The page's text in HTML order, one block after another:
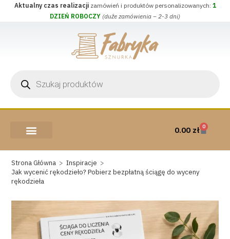
Aktualny czas realizacjizamówień i produktów personalizowanych: 1
DZIEŃ ROBOCZY (duże zamówienia – 2-3 dni)
0.00 zł 0
Strona Główna > Inspiracje >
Jak wycenić rękodzieło? Pobierz bezpłatną ściągę do wyceny
rękodzieła